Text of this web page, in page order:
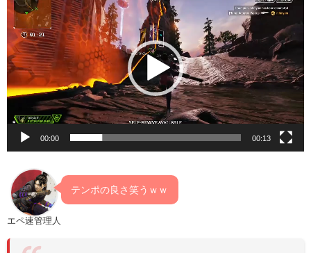
画
プ
レ
ー
ヤ
00:00 00:13
エペ速管理人
テンポの良さ笑うｗｗ